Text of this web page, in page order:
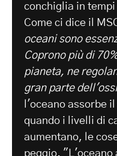
conchiglia in
Come ci dice il
oceani sono
Coprono più di
pianeta, ne
gran parte
l'oceano assorbe
quando i livelli di
aumentano, le
peggio. "L'oceano